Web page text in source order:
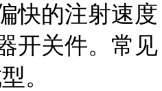
的注射速度
开关件。常见
。